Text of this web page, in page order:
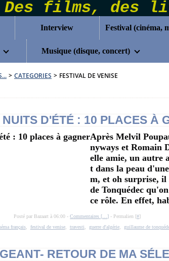
Interview
Musique (disque, concert)
> CATEGORIES > FESTIVAL DE VENISE
D'ÉTÉ : 10 PLACES À
Après Melvil
nyways et Romain
elle amie, un autre
t dans la peau
m, et oh surprise,
de Tonquédec
ce rôle. En effet,
Posté par Bazaart à 06:00 -Commentaires [ …] - Permalien [#]
français, festival de venise, travesti guerre d'algérie, guillaume de
RETOUR DE MA